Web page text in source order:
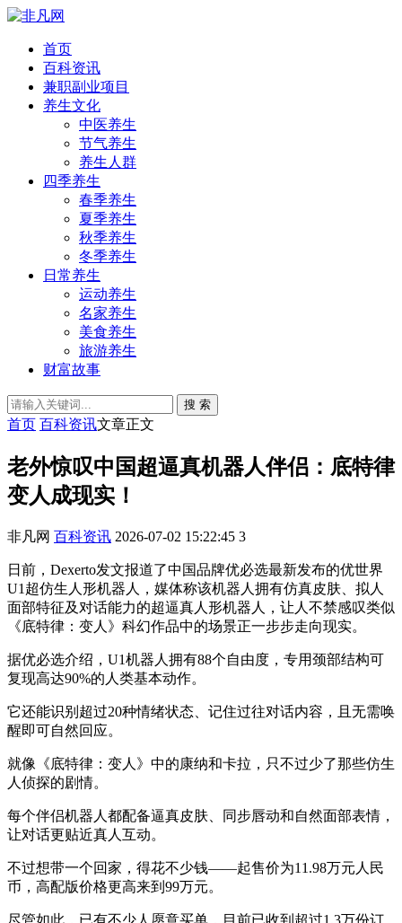
首页
百科资讯
兼职副业项目
养生文化
中医养生
节气养生
养生人群
四季养生
春季养生
夏季养生
秋季养生
冬季养生
日常养生
运动养生
名家养生
美食养生
旅游养生
财富故事
搜 索
首页 百科资讯文章正文
老外惊叹中国超逼真机器人伴侣：底特律
变人成现实！
非凡网 百科资讯 2026-07-02 15:22:45 3
日前，Dexerto发文报道了中国品牌优必选最新发布的优世界
U1超仿生人形机器人，媒体称该机器人拥有仿真皮肤、拟人
面部特征及对话能力的超逼真人形机器人，让人不禁感叹类似
《底特律：变人》科幻作品中的场景正一步步走向现实。
据优必选介绍，U1机器人拥有88个自由度，专用颈部结构可
复现高达90%的人类基本动作。
它还能识别超过20种情绪状态、记住过往对话内容，且无需唤
醒即可自然回应。
就像《底特律：变人》中的康纳和卡拉，只不过少了那些仿生
人侦探的剧情。
每个伴侣机器人都配备逼真皮肤、同步唇动和自然面部表情，
让对话更贴近真人互动。
不过想带一个回家，得花不少钱——起售价为11.98万元人民
币，高配版价格更高来到99万元。
尽管如此，已有不少人愿意买单，目前已收到超过1.3万份订